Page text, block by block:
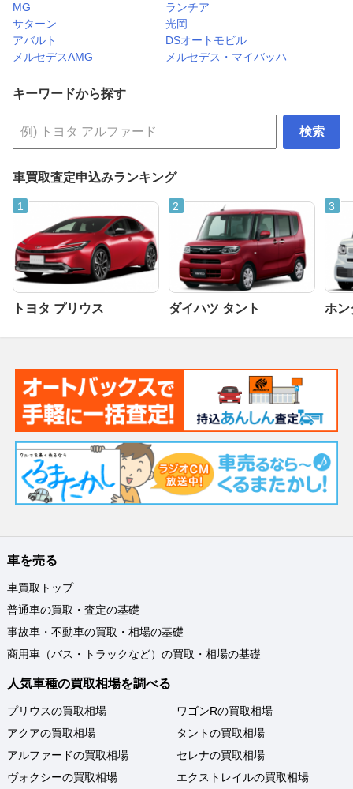
MG
ランチア
サターン
光岡
アバルト
DSオートモビル
メルセデスAMG
メルセデス・マイバッハ
キーワードから探す
検索
車買取査定申込みランキング
トヨタ プリウス ダイハツ タント ホン
車を売る
車買取トップ
普通車の買取・査定の基礎
事故車・不動車の買取・相場の基礎
商用車（バス・トラックなど）の買取・相場の基礎
人気車種の買取相場を調べる
プリウスの買取相場
アクアの買取相場
アルファードの買取相場
ヴォクシーの買取相場
ワゴンRの買取相場
タントの買取相場
セレナの買取相場
エクストレイルの買取相場